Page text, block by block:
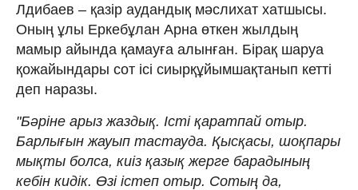
Лдибаев – қазір аудандық мәслихат хатшысы.
Оның ұлы Еркебұлан Арна өткен жылдың
мамыр айында қамауға алынған. Бірақ шаруа
қожайындары сот ісі сиырқұйымшақтанып кетті
деп наразы.
"Бәріне арыз жаздық. Істі қаратпай отыр.
Барлығын жауып тастауда. Қысқасы, шоқпары
мықты болса, киіз қазық жерге барадының
кебін кидік. Өзі істеп отыр. Сотың да,